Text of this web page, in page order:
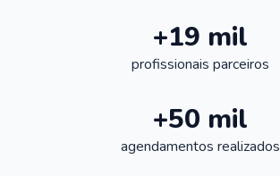
+19 mil
profissionais parceiros
+50 mil
agendamentos realizados